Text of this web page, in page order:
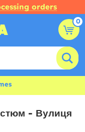
orders
0
- Вулиця